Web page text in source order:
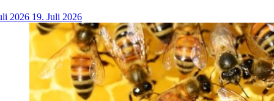
2026 19. Juli 2026